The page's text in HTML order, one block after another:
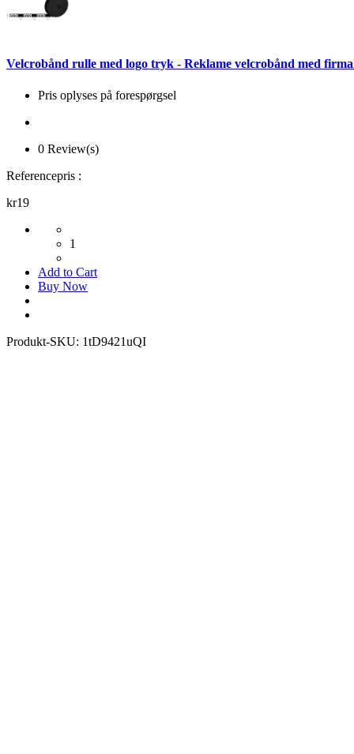
Velcrobånd rulle med logo tryk - Reklame velcrobånd med
Pris oplyses på forespørgsel
0 Review(s)
Referencepris :
kr19
1
Add to Cart
Buy Now
Produkt-SKU: 1tD9421uQI